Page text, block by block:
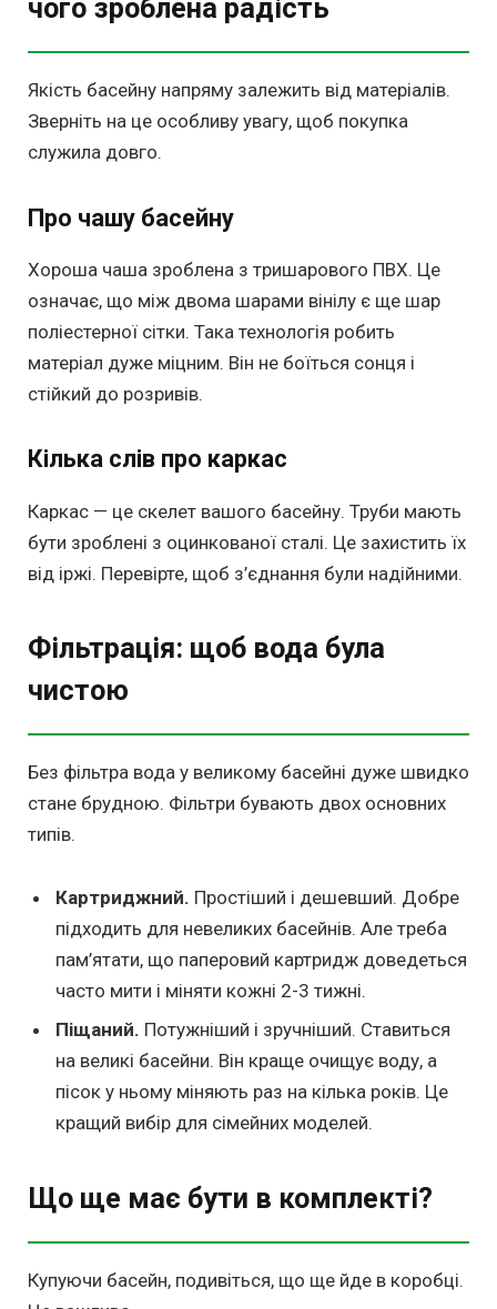
чого зроблена радість
Якість басейну напряму залежить від матеріалів.
Зверніть на це особливу увагу, щоб покупка
служила довго.
Про чашу басейну
Хороша чаша зроблена з тришарового ПВХ. Це
означає, що між двома шарами вінілу є ще шар
поліестерної сітки. Така технологія робить
матеріал дуже міцним. Він не боїться сонця і
стійкий до розривів.
Кілька слів про каркас
Каркас — це скелет вашого басейну. Труби мають
бути зроблені з оцинкованої сталі. Це захистить їх
від іржі. Перевірте, щоб з’єднання були надійними.
Фільтрація: щоб вода була
чистою
Без фільтра вода у великому басейні дуже швидко
стане брудною. Фільтри бувають двох основних
типів.
Картриджний. Простіший і дешевший. Добре
підходить для невеликих басейнів. Але треба
пам’ятати, що паперовий картридж доведеться
часто мити і міняти кожні 2-3 тижні.
Піщаний. Потужніший і зручніший. Ставиться
на великі басейни. Він краще очищує воду, а
пісок у ньому міняють раз на кілька років. Це
кращий вибір для сімейних моделей.
Що ще має бути в комплекті?
Купуючи басейн, подивіться, що ще йде в коробці.